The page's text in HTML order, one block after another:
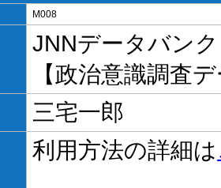
M008
JNNデータバン
【政治意識調査
三宅一郎
利用方法の詳細は